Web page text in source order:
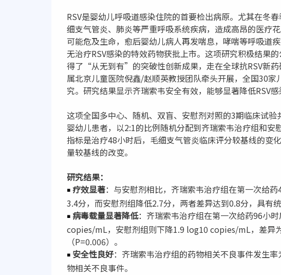
RSV是婴幼儿呼吸道感染住院的首要检出病原。尤其在冬
细支气管炎、肺炎等严重呼吸系统疾病，造成高昂的医疗
可能危及生命，愈后婴幼儿病人再发喘息，哮喘等呼吸道
无治疗RSV感染的特效药物获批上市。这项研究积极结果
得了“从无到有”的突破性创新成果，走在全球抗RSV新
属北京儿童医院倪鑫/赵顺英教授团队牵头开展，全国30
究。研究结果显示齐瑞索韦安全有效，能够显著降低RSV
这项全国多中心、随机、双盲、安慰剂对照的3期临床试
婴幼儿患者，以2:1的比例随机分配到齐瑞索韦治疗组和
指标是治疗48小时后，毛细支气管炎临床评分较基线的变
量较基线的改变。
研究结果：
￭ 疗效显著：与安慰剂相比，齐瑞索韦治疗组在第一次给
3.4分，而安慰剂组降低2.7分，两者差异达到0.8分，具有
￭ 病毒载量显著降低：齐瑞索韦治疗组在第一次给药96小
copies/mL，安慰剂组则下降1.9 log10 copies/mL，差异
（P=0.006）。
￭ 安全性良好：齐瑞索韦治疗组的药物相关不良事件发生
物相关不良事件。